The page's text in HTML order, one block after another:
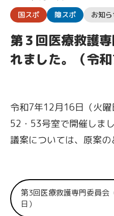
国スポ
障スポ お知ら
第３回医療救護
れました。（令
令和7年12月16日（火
52・53号室で開催しまし
議案については、原案の
第3回医療救護専門委員会
日）